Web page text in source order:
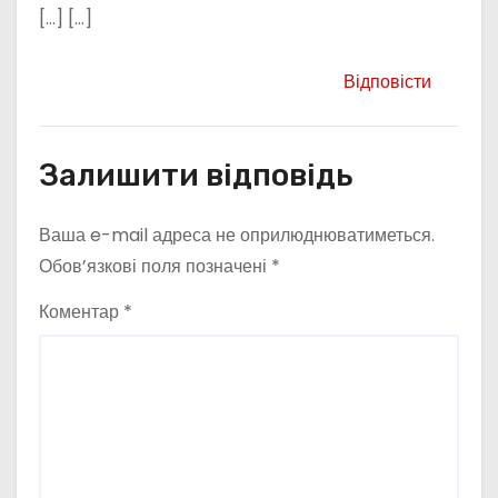
[…] […]
Відповісти
Залишити відповідь
Ваша e-mail адреса не оприлюднюватиметься.
Обов’язкові поля позначені *
Коментар *